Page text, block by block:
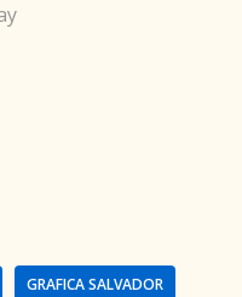
GRAFICA SALVADOR